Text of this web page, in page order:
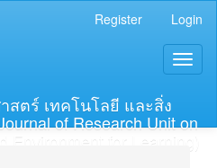
Register Login
สตร์ เทคโนโลยี และสิ่ง
of Research Unit on
Environment for Learning)